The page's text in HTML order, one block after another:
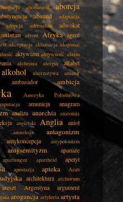
abonament aborcja
absurd
adaptacja
adopcja adrenalina adwokat
afront Afryka agent
akceptacja aklamacja aksjomat
aktywizm aktywność alarm
alchemia alergia alfabet
alkohol alternatywa
amator
ambasador ambicja
Ameryka Południowa
amunicja anagram
analiza anarchia anatomia
angielski Anglia anioł
anoreksja antagonizm
antykoncepcja
antypolonizm
antysemityzm apanaże
apartament apartheid apetyt
apostazja apteka Arab
architektura archiwum
areszt Argentyna argument
arogancja artyleria artysta